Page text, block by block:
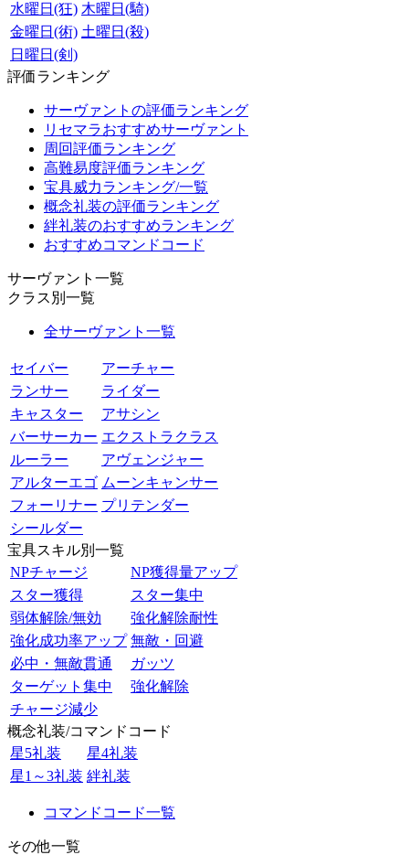
水曜日(狂) 木曜日(騎)
金曜日(術) 土曜日(殺)
日曜日(剣)
評価ランキング
サーヴァントの評価ランキング
リセマラおすすめサーヴァント
周回評価ランキング
高難易度評価ランキング
宝具威力ランキング/一覧
概念礼装の評価ランキング
絆礼装のおすすめランキング
おすすめコマンドコード
サーヴァント一覧
クラス別一覧
全サーヴァント一覧
セイバー
アーチャー
ランサー
ライダー
キャスター
アサシン
バーサーカー エクストラクラス
ルーラー
アヴェンジャー
アルターエゴ ムーンキャンサー
フォーリナー プリテンダー
シールダー
宝具スキル別一覧
NPチャージ
NP獲得量アップ
スター獲得
スター集中
弱体解除/無効
強化解除耐性
強化成功率アップ 無敵・回避
必中・無敵貫通
ガッツ
ターゲット集中
強化解除
チャージ減少
概念礼装/コマンドコード
星5礼装
星4礼装
星1～3礼装 絆礼装
コマンドコード一覧
その他一覧